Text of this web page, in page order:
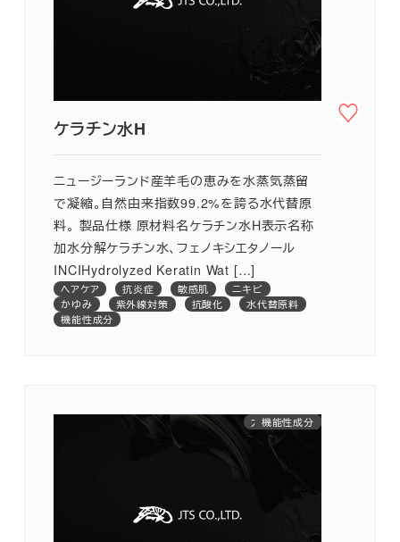
ケラチン水H
ニュージーランド産羊毛の恵みを水蒸気蒸留
で凝縮。自然由来指数99.2%を誇る水代替原
料。 製品仕様 原材料名ケラチン水H表示名称
加水分解ケラチン水、フェノキシエタノール
INCIHydrolyzed Keratin Wat […]
ヘアケア 抗炎症 敏感肌
ニキビ
かゆみ
紫外線対策 抗酸化
水代替原料
機能性成分
ヘアケア
消臭
創傷治癒
保湿
美白
シワ
くすみ
抗炎症
敏感肌
ニキビ
かゆみ
紫外線対策
抗酸化
アミノ酸
大学共同研究
機能性成分